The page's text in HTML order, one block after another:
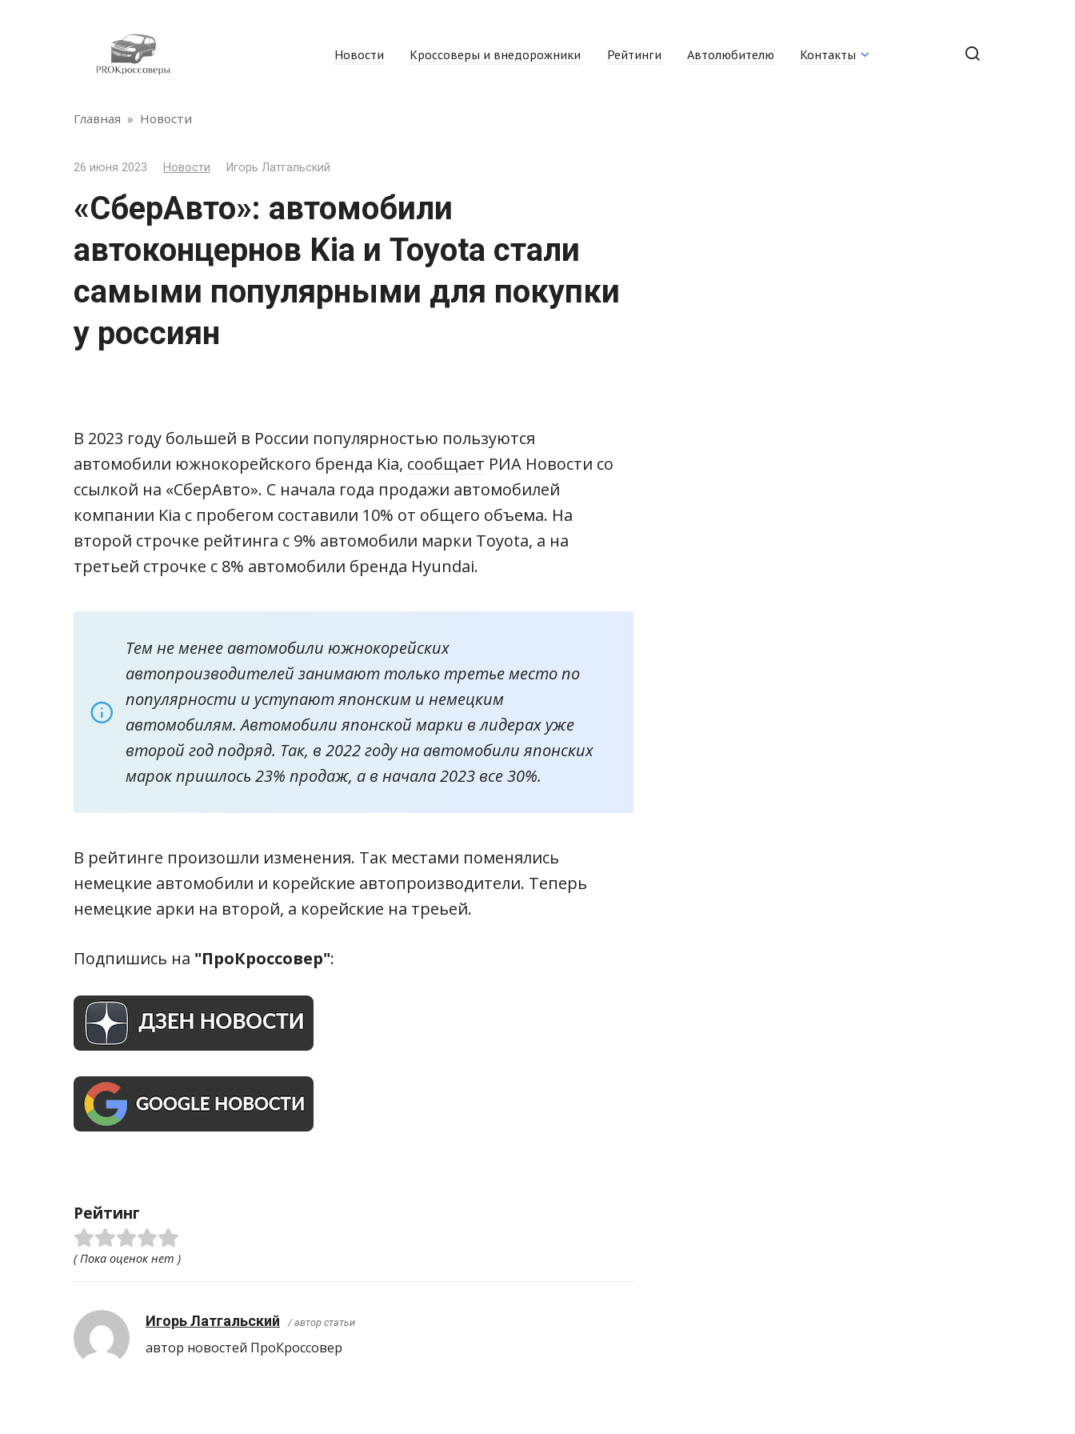
Новости Кроссоверы и внедорожники Рейтинги Автолюбителю Контакты
Главная » Новости
26 июня 2023 Новости Игорь Латгальский
«СберАвто»: автомобили
автоконцернов Kia и Toyota стали
самыми популярными для покупки
у россиян
В 2023 году большей в России популярностью пользуются
автомобили южнокорейского бренда Kia, сообщает РИА Новости со
ссылкой на «СберАвто». С начала года продажи автомобилей
компании Kia с пробегом составили 10% от общего объема. На
второй строчке рейтинга с 9% автомобили марки Toyota, а на
третьей строчке с 8% автомобили бренда Hyundai.
Тем не менее автомобили южнокорейских
автопроизводителей занимают только третье место по
популярности и уступают японским и немецким
автомобилям. Автомобили японской марки в лидерах уже
второй год подряд. Так, в 2022 году на автомобили японских
марок пришлось 23% продаж, а в начала 2023 все 30%.
В рейтинге произошли изменения. Так местами поменялись
немецкие автомобили и корейские автопроизводители. Теперь
немецкие арки на второй, а корейские на треьей.
Подпишись на "ПроКроссовер":
Рейтинг
( Пока оценок нет )
Игорь Латгальский / автор статьи
автор новостей ПроКроcсовер